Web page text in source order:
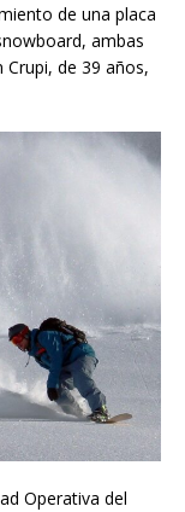
de una placa
ambas
de 39 años,
Operativa del